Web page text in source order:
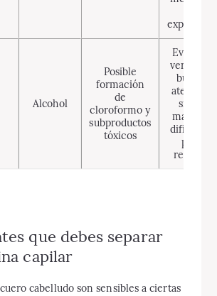
exposición
Alcohol
Posible
formación
de
cloroformo y
subproductos
tóxicos
Evacuar,
ventilar y
buscar
atención
si hay
mareo o
dificultad
para
respirar
que debes separar
capilar
cabelludo son sensibles a ciertas